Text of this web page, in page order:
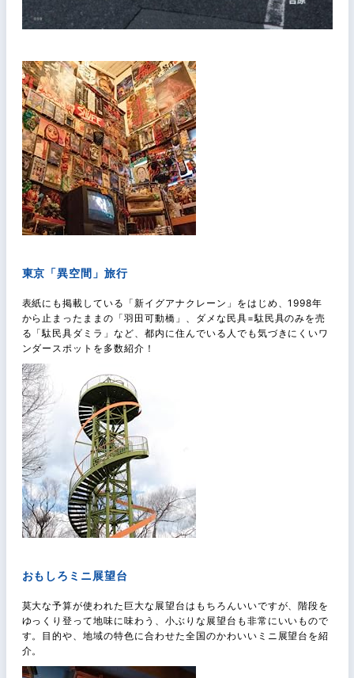
東京「異空間」旅行
表紙にも掲載している「新イグアナクレーン」をはじめ、1998年
から止まったままの「羽田可動橋」、ダメな民具=駄民具のみを売
る「駄民具ダミラ」など、都内に住んでいる人でも気づきにくいワ
ンダースポットを多数紹介！
おもしろミニ展望台
莫大な予算が使われた巨大な展望台はもちろんいいですが、階段を
ゆっくり登って地味に味わう、小ぶりな展望台も非常にいいもので
す。目的や、地域の特色に合わせた全国のかわいいミニ展望台を紹
介。